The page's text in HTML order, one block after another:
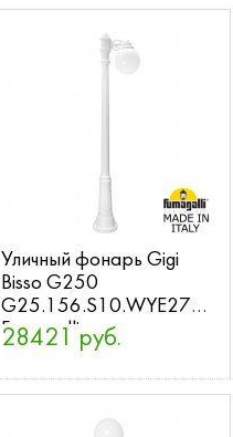
Уличный фонарь Gigi
Bisso G250
G25.156.S10.WYE27
Fumagalli
28421 руб.